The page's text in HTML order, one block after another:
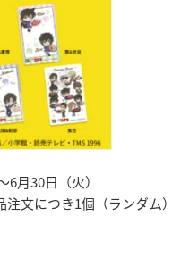
月30日（火）
文につき1個（ランダム）